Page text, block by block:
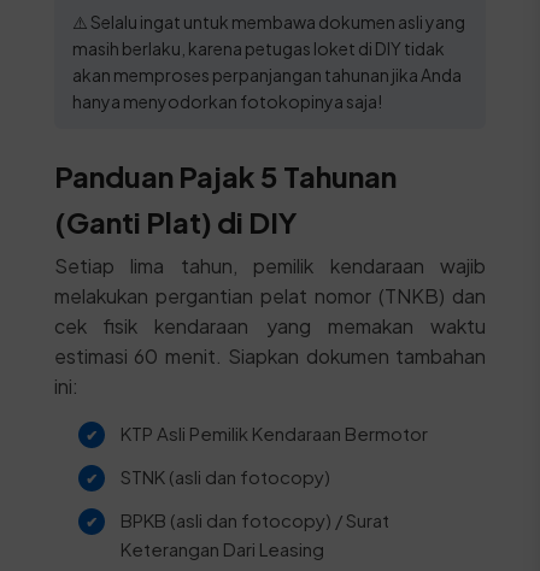
⚠️ Selalu ingat untuk membawa dokumen asli yang
masih berlaku, karena petugas loket di DIY tidak
akan memproses perpanjangan tahunan jika Anda
hanya menyodorkan fotokopinya saja!
Panduan Pajak 5 Tahunan
(Ganti Plat) di DIY
Setiap lima tahun, pemilik kendaraan wajib
melakukan pergantian pelat nomor (TNKB) dan
cek fisik kendaraan yang memakan waktu
estimasi 60 menit. Siapkan dokumen tambahan
ini:
KTP Asli Pemilik Kendaraan Bermotor
STNK (asli dan fotocopy)
BPKB (asli dan fotocopy) / Surat
Keterangan Dari Leasing